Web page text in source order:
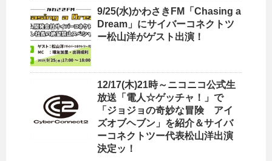
9/25(水)かわさきFM「Chasing a
Dream」にサイバーコネクトツ
ー松山洋がゲスト出演！
12/17(木)21時～ニコニコ公式生
放送「電人☆ゲッチャ！」で
「ジョジョの奇妙な冒険 アイ
ズオブヘブン」を紹介＆サイバ
ーコネクトツー代表松山洋出演
決定ッ！